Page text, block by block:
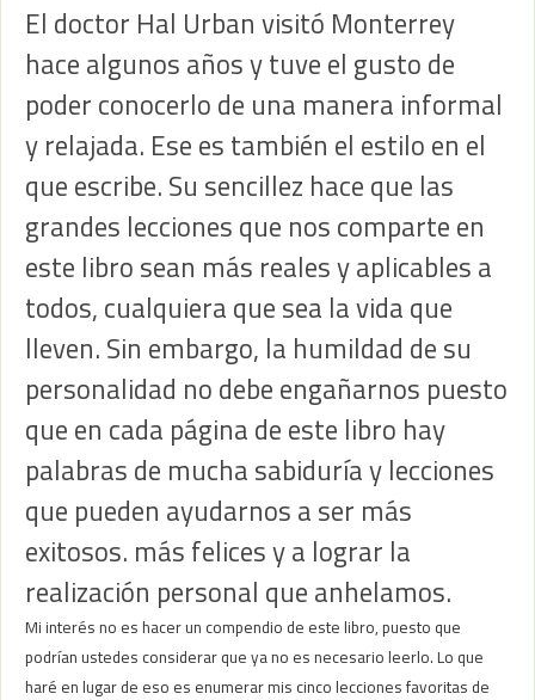
El doctor Hal Urban visitó Monterrey
hace algunos años y tuve el gusto de
poder conocerlo de una manera informal
y relajada. Ese es también el estilo en el
que escribe. Su sencillez hace que las
grandes lecciones que nos comparte en
este libro sean más reales y aplicables a
todos, cualquiera que sea la vida que
lleven. Sin embargo, la humildad de su
personalidad no debe engañarnos puesto
que en cada página de este libro hay
palabras de mucha sabiduría y lecciones
que pueden ayudarnos a ser más
exitosos. más felices y a lograr la
realización personal que anhelamos.
Mi interés no es hacer un compendio de este libro, puesto que
podrían ustedes considerar que ya no es necesario leerlo. Lo que
haré en lugar de eso es enumerar mis cinco lecciones favoritas de